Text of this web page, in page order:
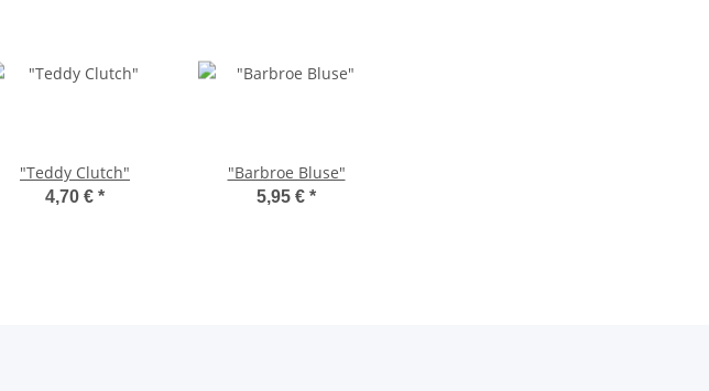
"Teddy Clutch"
4,70 € *
"Barbroe Bluse"
5,95 € *